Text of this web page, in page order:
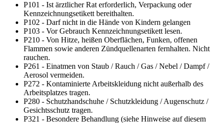
P101 - Ist ärztlicher Rat erforderlich, Verpackung oder
Kennzeichnungsetikett bereithalten.
P102 - Darf nicht in die Hände von Kindern gelangen
P103 - Vor Gebrauch Kennzeichnungsetikett lesen.
P210 - Von Hitze, heißen Oberflächen, Funken, offenen
Flammen sowie anderen Zündquellenarten fernhalten. Nicht
rauchen.
P261 - Einatmen von Staub / Rauch / Gas / Nebel / Dampf /
Aerosol vermeiden.
P272 - Kontaminierte Arbeitskleidung nicht außerhalb des
Arbeitsplatzes tragen.
P280 - Schutzhandschuhe / Schutzkleidung / Augenschutz /
Gesichtsschutz tragen.
P321 - Besondere Behandlung (siehe Hinweise auf diesem